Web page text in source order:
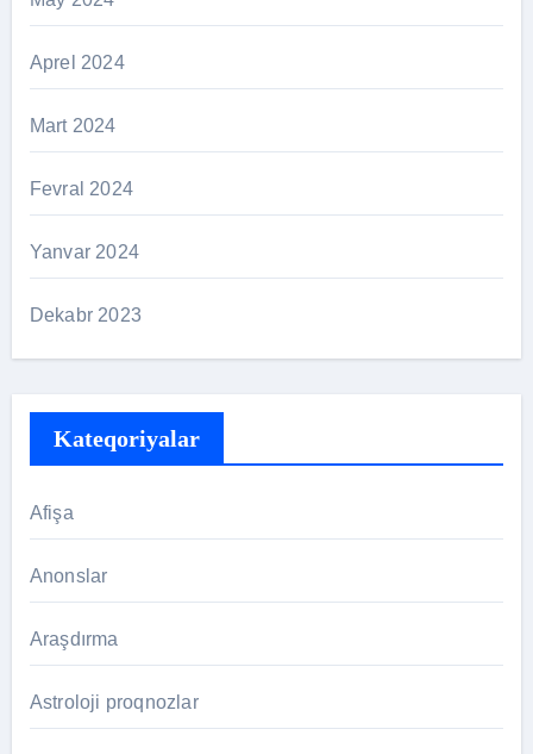
Aprel 2024
Mart 2024
Fevral 2024
Yanvar 2024
Dekabr 2023
Kateqoriyalar
Afişa
Anonslar
Araşdırma
Astroloji proqnozlar